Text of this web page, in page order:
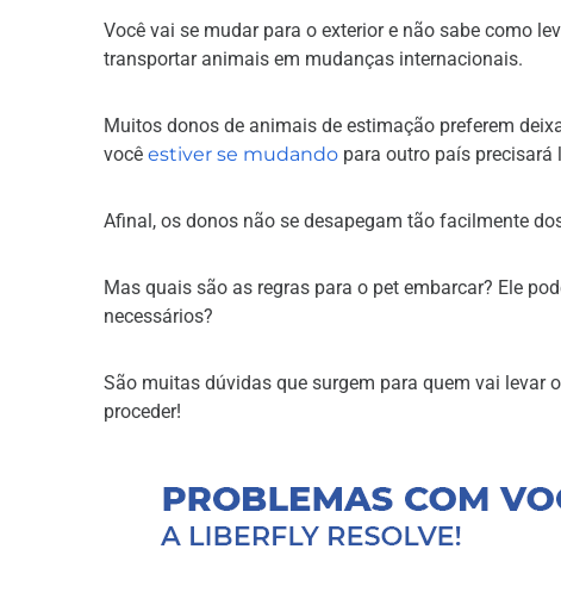
Você vai se mudar para o exterior e não sabe como
transportar animais em mudanças internacionais.
Muitos donos de animais de estimação preferem
você estiver se mudando para outro país precisará
Afinal, os donos não se desapegam tão facilmente
Mas quais são as regras para o pet embarcar? Ele
necessários?
São muitas dúvidas que surgem para quem vai levar
proceder!